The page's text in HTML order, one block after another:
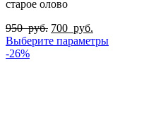
старое олово
950руб. 700 руб.
Выберите параметры
-26%